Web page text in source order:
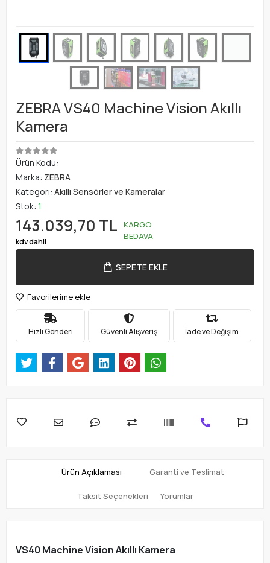
ZEBRA VS40 Machine Vision Akıllı
Kamera
Ürün Kodu:
Marka: ZEBRA
Kategori: Akıllı Sensörler ve Kameralar
Stok: 1
143.039,70 TL
kdv dahil
KARGO
BEDAVA
SEPETE EKLE
Favorilerime ekle
Hızlı Gönderi Güvenli Alışveriş İade ve Değişim
Ürün Açıklaması Garanti ve Teslimat
Taksit Seçenekleri Yorumlar
VS40 Machine Vision Akıllı Kamera